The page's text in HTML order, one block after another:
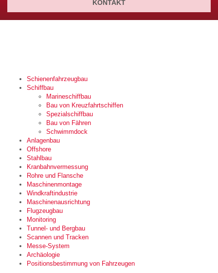
KONTAKT
Schienenfahrzeugbau
Schiffbau
Marineschiffbau
Bau von Kreuzfahrtschiffen
Spezialschiffbau
Bau von Fähren
Schwimmdock
Anlagenbau
Offshore
Stahlbau
Kranbahnvermessung
Rohre und Flansche
Maschinenmontage
Windkraftindustrie
Maschinenausrichtung
Flugzeugbau
Monitoring
Tunnel- und Bergbau
Scannen und Tracken
Messe-System
Archäologie
Positionsbestimmung von Fahrzeugen